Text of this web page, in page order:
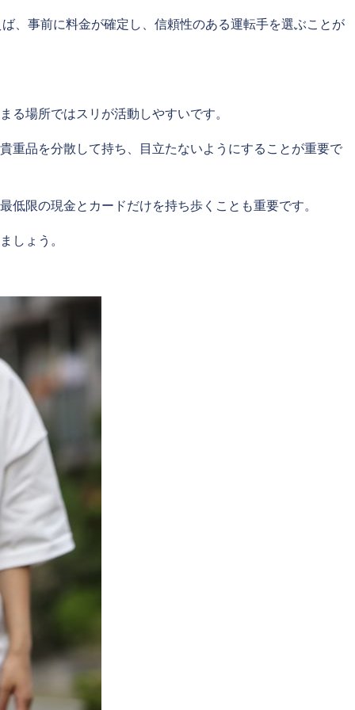
、事前に料金が確定し、信頼性のある運転手を選ぶことが
場所ではスリが活動しやすいです。
重品を分散して持ち、目立たないようにすることが重要で
限の現金とカードだけを持ち歩くことも重要です。
しょう。